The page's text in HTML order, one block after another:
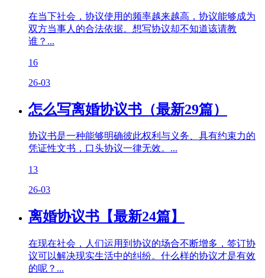
在当下社会，协议使用的频率越来越高，协议能够成为
双方当事人的合法依据。想写协议却不知道该请教
谁？...
16
26-03
怎么写离婚协议书（最新29篇）
协议书是一种能够明确彼此权利与义务、具有约束力的
凭证性文书，口头协议一律无效。...
13
26-03
离婚协议书【最新24篇】
在现在社会，人们运用到协议的场合不断增多，签订协
议可以解决现实生活中的纠纷。什么样的协议才是有效
的呢？...